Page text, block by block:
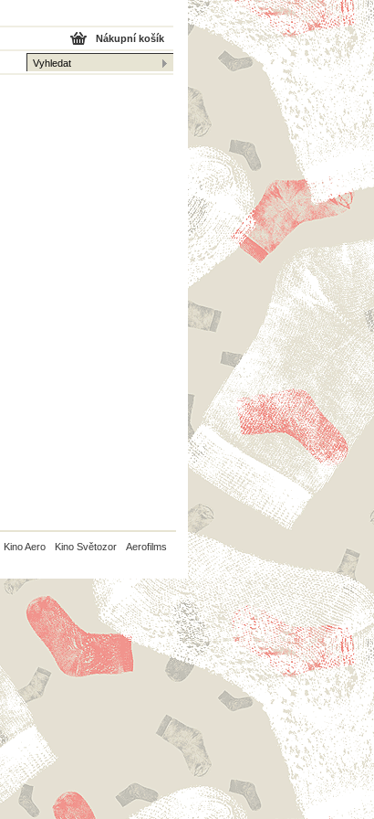
Nákupní košík
Kino Aero Kino Světozor Aerofilms